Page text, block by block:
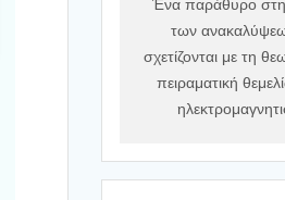
Ένα παράθυρο
των
σχετίζονται με τη
πειραματική